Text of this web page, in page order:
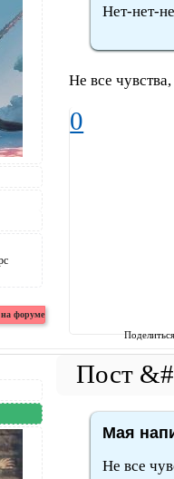
Нет-нет-
Не все
0
Мая
Не все